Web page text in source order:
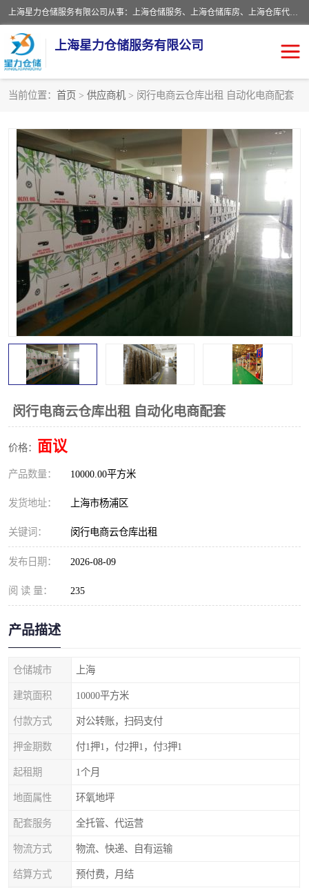
上海星力仓储服务有限公司从事：上海仓储服务、上海仓储库房、上海仓库代运营、上海仓库对外出租、上海仓库外包、上海三方仓储、上海电商仓储代发、上海电商代发货仓库、上海托管仓库、上海仓储配送。上海星力仓储服务有限公司现在拥有100个分仓、10万余平方的标准库房，精炼员工几百名，与几千家客户合作，公司已跻身上海仓储行业前列。欢迎来电咨询！
上海星力仓储服务有限公司
当前位置： 首页 > 供应商机 > 闵行电商云仓库出租 自动化电商配套
闵行电商云仓库出租 自动化电商配套
价格： 面议
产品数量： 10000.00平方米
发货地址： 上海市杨浦区
关键词： 闵行电商云仓库出租
发布日期： 2026-08-09
阅 读 量： 235
产品描述
仓储城市 上海
建筑面积 10000平方米
付款方式 对公转账，扫码支付
押金期数 付1押1，付2押1，付3押1
起租期 1个月
地面属性 环氧地坪
配套服务 全托管、代运营
物流方式 物流、快递、自有运输
结算方式 预付费，月结
上海仓储配送 上海仓库外包
上海仓库代运营 上海托管仓库
上海第三方仓储 上海仓储服务
仓储 上海电商代发货仓库
上海托管仓库